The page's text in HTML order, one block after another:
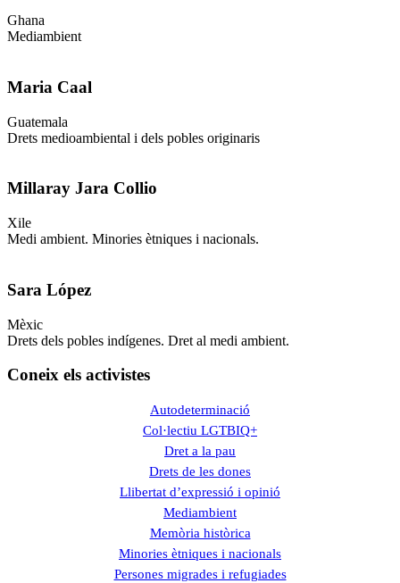
Ghana
Mediambient
Maria Caal
Guatemala
Drets medioambiental i dels pobles originaris
Millaray Jara Collio
Xile
Medi ambient. Minories ètniques i nacionals.
Sara López
Mèxic
Drets dels pobles indígenes. Dret al medi ambient.
Coneix els activistes
Autodeterminació
Col·lectiu LGTBIQ+
Dret a la pau
Drets de les dones
Llibertat d’expressió i opinió
Mediambient
Memòria històrica
Minories ètniques i nacionals
Persones migrades i refugiades